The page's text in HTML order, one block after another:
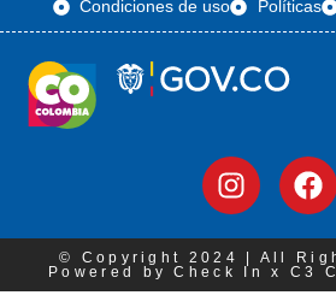
Condiciones de uso Políticas
© Copyright 2024 | All
Powered by Check In x C3